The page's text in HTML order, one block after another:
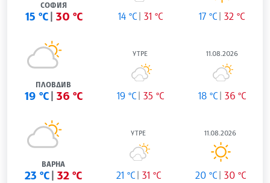
СОФИЯ
15 °C 30 °C 14 °C 31 °C 17 °C 32 °C
ПЛОВДИВ
19 °C 36 °C
УТРЕ
19 °C 35 °C
11.08.2026
18 °C 36 °C
ВАРНА
23 °C 32 °C
УТРЕ
21 °C 31 °C
11.08.2026
20 °C 30 °C